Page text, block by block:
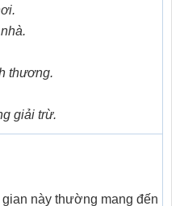
thương.
giải trừ.
này thường mang đến